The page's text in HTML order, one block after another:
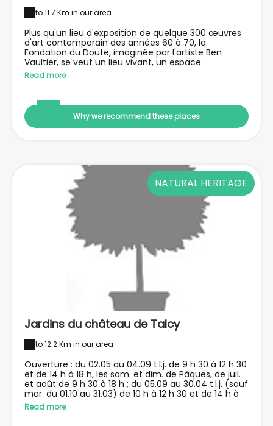
to 11.7 Km in our area
Plus qu'un lieu d'exposition de quelque 300 œuvres
d'art contemporain des années 60 à 70, la
Fondation du Doute, imaginée par l'artiste Ben
Vaultier, se veut un lieu vivant, un espace
d'expression et de réflexion sur l'art, où se côtoient
l'humour, la théorie, le manifeste, où le doute est
également une école de musique et d'art ainsi que,
pour ses visiteurs d'un jour, le café Fluxus.
Read more
Why we recommend these places
NATURAL HERITAGE
Jardins du château de Talcy
to 12.2 Km in our area
Ouverture : du 02.05 au 04.09 t.l.j. de 9 h 30 à 12 h 30
et de 14 h à 18 h, les sam. et dim. de Pâques, de juil.
et août de 9 h 30 à 18 h ; du 05.09 au 30.04 t.l.j. (sauf
mar. du 01.10 au 31.03) de 10 h à 12 h 30 et de 14 h à
17 h. Dernier accès 30 mn avant. Fermé les 01.01,
01.05 et 25.12. Groupes sur R.V. Tarifs : 5 €, jeunes de
Read more